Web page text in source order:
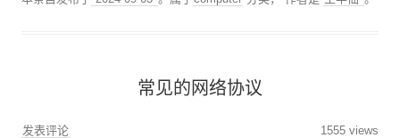
常见的网络协议
发表评论 1555 views